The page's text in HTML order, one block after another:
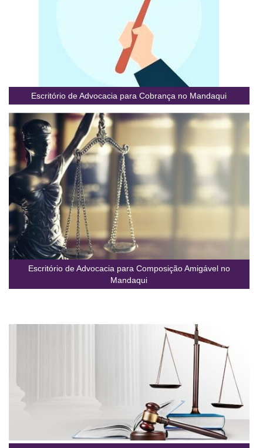
Escritório de Advocacia para Cobrança no Mandaqui
Escritório de Advocacia para Composição Amigável no
Mandaqui